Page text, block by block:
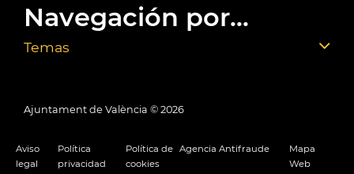
Navegación por...
Temas
Ajuntament de València © 2026
Aviso
legal
Política
privacidad
Política de
cookies
Agencia Antifraude
Mapa
Web